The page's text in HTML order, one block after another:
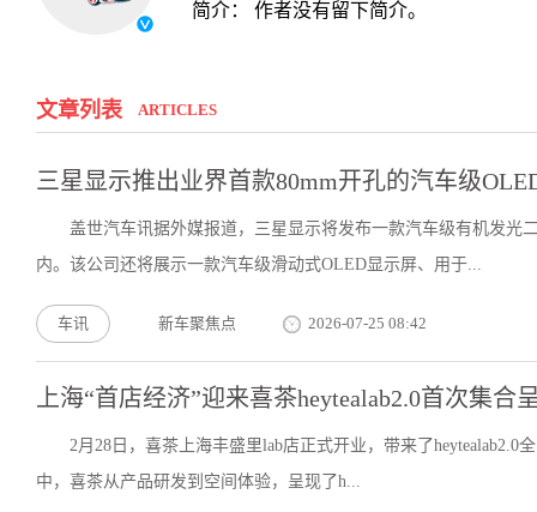
简介： 作者没有留下简介。
文章列表 ARTICLES
三星显示推出业界首款80mm开孔的汽车级
盖世汽车讯据外媒报道，三星显示将发布一款汽车级有机发光
内。该公司还将展示一款汽车级滑动式OLED显示屏、用于...
车讯 新车聚焦点 2026-07-25 08:42
上海“首店经济”迎来喜茶heytealab2.0首次集合
2月28日，喜茶上海丰盛里lab店正式开业，带来了
中，喜茶从产品研发到空间体验，呈现了h...